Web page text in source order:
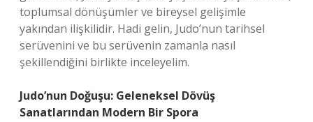
toplumsal dönüşümler ve bireysel gelişimle
yakından ilişkilidir. Hadi gelin, Judo’nun tarihsel
serüvenini ve bu serüvenin zamanla nasıl
şekillendiğini birlikte inceleyelim.
Judo’nun Doğuşu: Geleneksel Dövüş
Sanatlarından Modern Bir Spora